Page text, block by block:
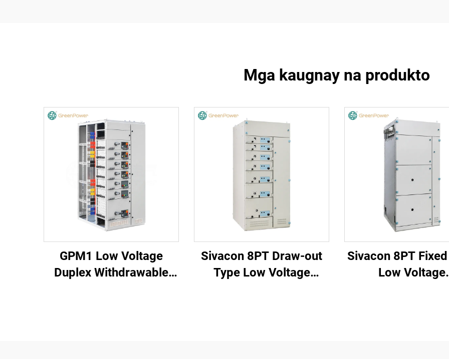
Mga kaugnay na produkto
GPM1 Low Voltage
Duplex Withdrawable
Sivacon 8PT Draw-out
Type Low Voltage
Sivacon 8PT
Low Voltage